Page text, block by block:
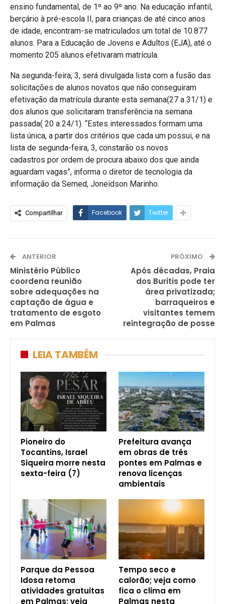
ensino fundamental, de 1º ao 9º ano. Na educação infantil,
berçário à pré-escola II, para crianças de até cinco anos
de idade, encontram-se matriculados um total de 10.877
alunos. Para a Educação de Jovens e Adultos (EJA), até o
momento 205 alunos efetivaram matrícula.
Na segunda-feira, 3, será divulgada lista com a fusão das
solicitações de alunos novatos que não conseguiram
efetivação da matrícula durante esta semana(27 a 31/1) e
dos alunos que solicitaram transferência na semana
passada( 20 a 24/1). “Estes interessados formam uma
lista única, a partir dos critérios que cada um possui, e na
lista de segunda-feira, 3, constarão os novos
cadastros por ordem de procura abaixo dos que ainda
aguardam vagas”, informa o diretor de tecnologia da
informação da Semed, Joneidson Marinho.
Compartilhar Facebook Twitter
ANTERIOR
Ministério Público
coordena reunião
sobre adequações na
captação de água e
tratamento de esgoto
em Palmas
PRÓXIMO
Após décadas, Praia
dos Buritis pode ter
área privatizada;
barraqueiros e
visitantes temem
reintegração de posse
LEIA TAMBÉM
Pioneiro do
Tocantins, Israel
Siqueira morre nesta
sexta-feira (7)
Prefeitura avança
em obras de três
pontes em Palmas e
renova licenças
ambientais
Parque da Pessoa
Idosa retoma
atividades gratuitas
em Palmas; veja
Tempo seco e
calorão; veja como
fica o clima em
Palmas nesta